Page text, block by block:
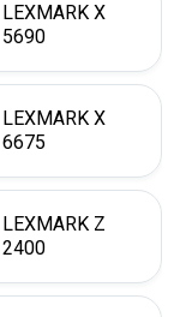
LEXMARK X
5690
LEXMARK X
6675
LEXMARK Z
2400